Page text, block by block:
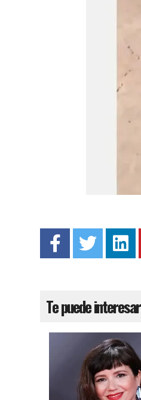
Te puede interesar